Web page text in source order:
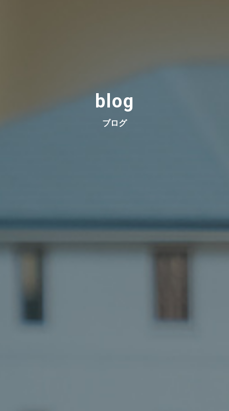
blog
ブログ